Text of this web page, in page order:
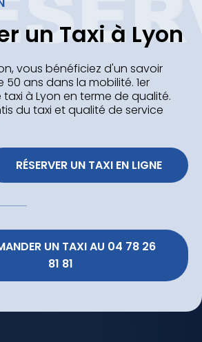
un Taxi à Lyon
vous bénéficiez d'un savoir
50 ans dans la mobilité. 1er
à Lyon en terme de qualité.
du taxi et qualité de service
RÉSERVER UN TAXI EN LIGNE
UN TAXI AU 04 78 26